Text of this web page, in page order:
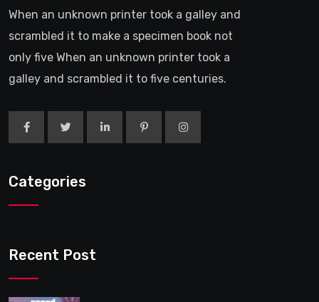
When an unknown printer took a galley and
scrambled it to make a specimen book not
only five When an unknown printer took a
galley and scrambled it to five centuries.
Categories
Recent Post